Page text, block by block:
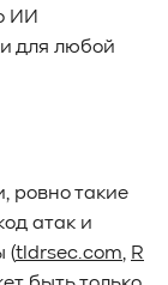
#CPU
SAS
#I/O size
ИИ
для любой
ровно такие
атак и
(tldrsec.com, R